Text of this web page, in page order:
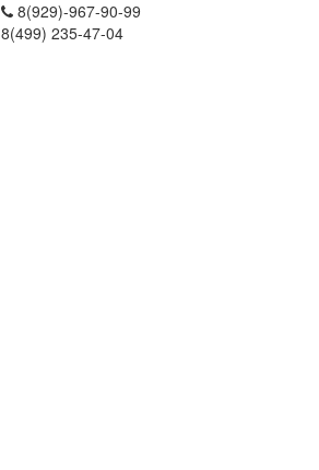
8(929)-967-90-99
8(499) 235-47-04